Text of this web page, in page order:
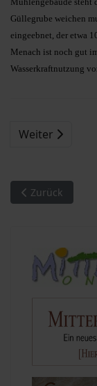
Güllegrube weichen
eingeebnet, der etwa
Menach ist noch gut
Wasserkraftnutzung
Weiter
Vorheriger
Zurück